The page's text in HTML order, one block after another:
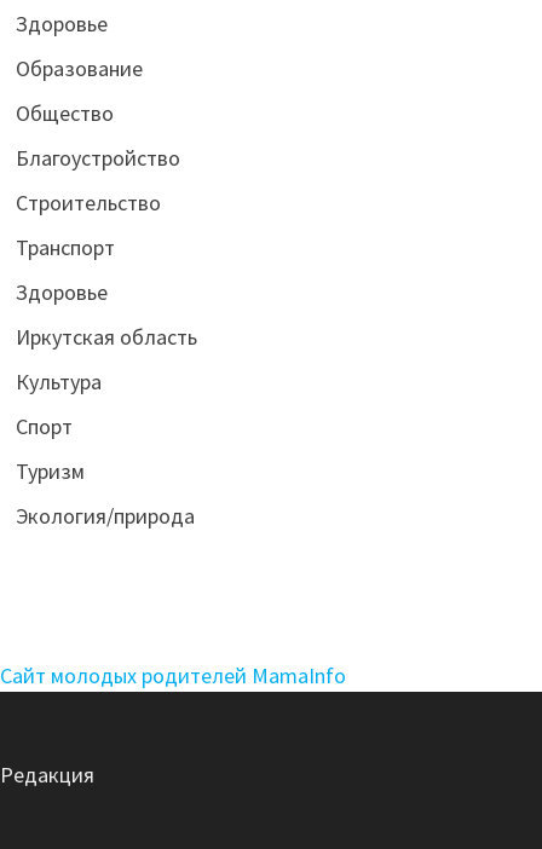
Здоровье
Образование
Общество
Благоустройство
Строительство
Транспорт
Здоровье
Иркутская область
Культура
Спорт
Туризм
Экология/природа
Сайт молодых родителей MamaInfo
Редакция